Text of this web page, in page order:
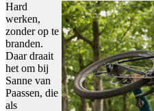
Hard
werken,
zonder op te
branden.
Daar draait
het om bij
Sanne van
Paassen, die
als